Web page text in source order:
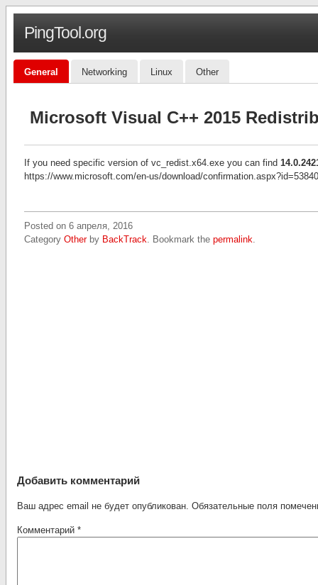
PingTool.org
General Networking Linux Other
Microsoft Visual C++ 2015
If you need specific version of vc_redist.x64.exe you can find
https://www.microsoft.com/en-us/download/confirmation.aspx?id=53840
Posted on 6 апреля, 2016
Category Otherby BackTrack. Bookmark the permalink.
Добавить комментарий
Ваш адрес email не будет опубликован. Обязательные поля
Комментарий *